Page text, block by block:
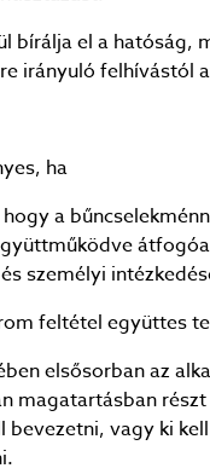
bírálja el a
irányuló felhívástól
ha
a
személyi
feltétel együttes
elsősorban az
magatartásban
vagy ki